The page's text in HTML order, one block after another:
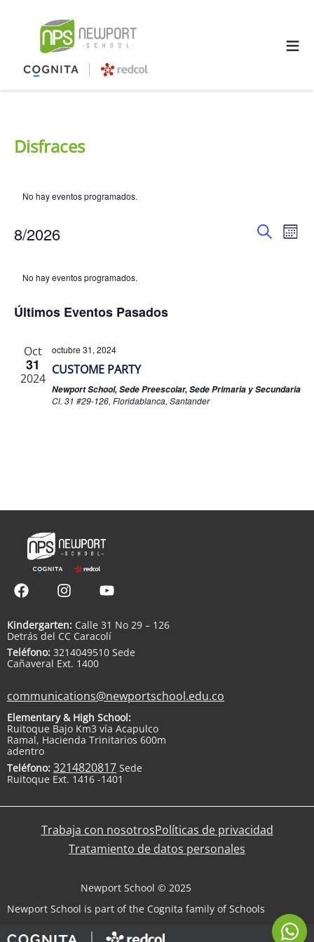
≡
Disfraces
No hay eventos programados.
Mes
8/2026
fecha.
Calendario
de
Eventos
No hay eventos programados.
Últimos Eventos Pasados
Oct
31
2024
octubre 31, 2024
CUSTOME PARTY
Newport School, Sede Preescolar, Sede Primaria y Secundaria
Cl. 31 #29-126, Floridablanca, Santander
Kindergarten: Calle 31 No 29 – 126
Detrás del CC Caracolí
Teléfono: 3214049510 Sede
Cañaveral Ext. 1400
communications@newportschool.edu.co
Elementary & High School:
Ruitoque Bajo Km3 vía Acapulco
Ramal, Hacienda Trinitarios 600m
adentro
Teléfono: 3214820817 Sede
Ruitoque Ext. 1416 -1401
Trabaja con nosotrosPolíticas de privacidad
Tratamiento de datos personales
Newport School © 2025
Newport School is part of the Cognita family of Schools